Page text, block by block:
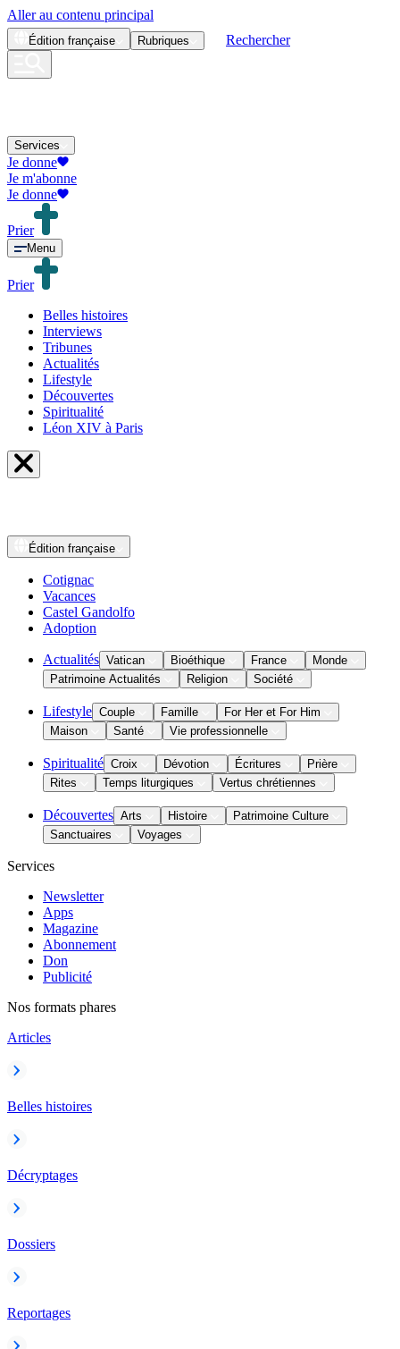
Aller au contenu principal
Édition française Rubriques Rechercher
Services
Je donne
Je m'abonne
Je donne
Prier
Menu
Prier
Belles histoires
Interviews
Tribunes
Actualités
Lifestyle
Découvertes
Spiritualité
Léon XIV à Paris
Édition française
Cotignac
Vacances
Castel Gandolfo
Adoption
Actualités Vatican Bioéthique France
Monde
Patrimoine Actualités
Religion Société
Lifestyle Couple Famille
For Her et For Him
Maison
Santé Vie professionnelle
Spiritualité Croix Dévotion Écritures
Prière
Rites
Temps liturgiques Vertus chrétiennes
Découvertes Arts Histoire
Patrimoine Culture
Sanctuaires
Voyages
Services
Newsletter
Apps
Magazine
Abonnement
Don
Publicité
Nos formats phares
Articles
Belles histoires
Décryptages
Dossiers
Reportages